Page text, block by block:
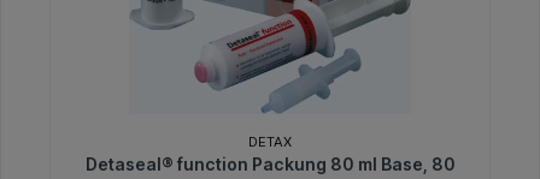
DETAX
Detaseal® function Packung 80 ml Base, 80